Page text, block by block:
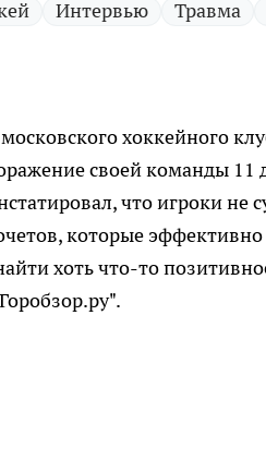
Интервью Травма
хоккейного
своей команды
что игроки не
которые
хоть что-то